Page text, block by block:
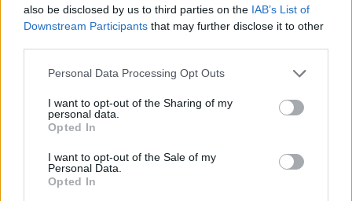
also be disclosed by us to third parties on the IAB’s List of
Downstream Participants that may further disclose it to other
Please note that this website/app uses one or more Google
not limited to your visit or usage behaviour. You may click to
grant or deny consent to Google and its third-party tags to
use your data for below specified purposes in below Google
consent section.
Personal Data Processing Opt Outs
I want to opt-out of the Sharing of my
personal data.
Opted In
I want to opt-out of the Sale of my
Personal Data.
Opted In